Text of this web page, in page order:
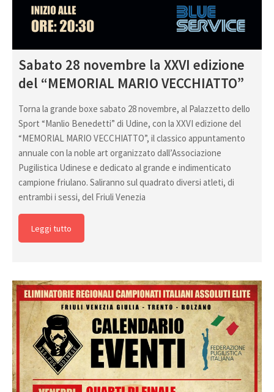
Sabato 28 novembre la XXVI edizione
del “MEMORIAL MARIO VECCHIATTO”
Torna la grande boxe sabato 28 novembre, al Palazzetto dello
Sport “Manlio Benedetti” di Udine, con la XXVI edizione del
“MEMORIAL MARIO VECCHIATTO”, il classico appuntamento
annuale con la noble art organizzato dall’Associazione
Pugilistica Udinese e dedicato al grande e indimenticato
campione friulano. Saliranno sul quadrato diversi atleti, di
entrambi i sessi, del Friuli Venezia
Leggi tutto